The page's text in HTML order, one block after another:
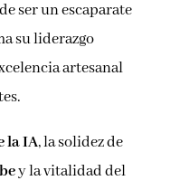
ser un escaparate
su liderazgo
artesanal
la IA, la solidez de
y la vitalidad del